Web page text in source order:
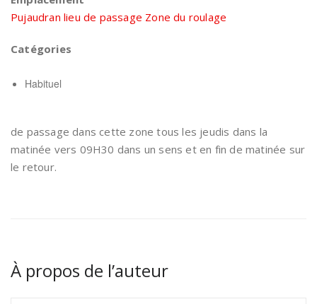
Pujaudran lieu de passage Zone du roulage
Catégories
Habituel
de passage dans cette zone tous les jeudis dans la
matinée vers 09H30 dans un sens et en fin de matinée sur
le retour.
À propos de l’auteur